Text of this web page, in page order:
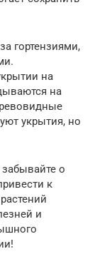
гортензиями,
на
на
укрытия, но
забывайте о
к
и